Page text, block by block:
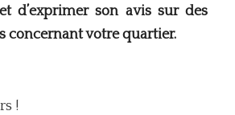
d’exprimer son avis sur des
concernant votre quartier.
!